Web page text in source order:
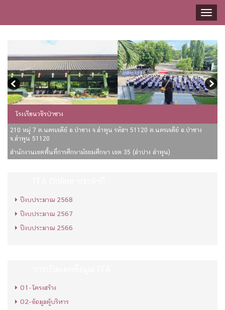
โรงเรียนวชิรป่าซาง
210 หมู่ 7 ต.นครเจดีย์ อ.ป่าซาง จ.ลำพูน รหัสฯ 51120 ต.นครเจดีย์ อ.ป่าซาง
จ.ลำพูน 51120
สำนักงานเขตพื้นที่การศึกษามัธยมศึกษา เขต 35 (ลำปาง ลำพูน)
ปีงบประมาณ 2568
ปีงบประมาณ 2567
ปีงบประมาณ 2566
O1-โครงสร้าง
O2-ข้อมูลผู้บริหาร